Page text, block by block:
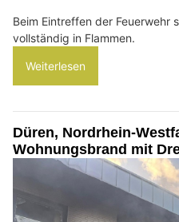
Beim Eintreffen der Feuerwehr
vollständig in Flammen.
Weiterlesen
Düren, Nordrhein-
Wohnungsbrand mit